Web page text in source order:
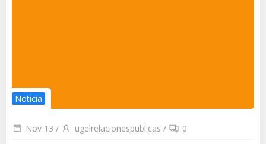
Noticia
Nov 13 / ugelrelacionespublicas / 0